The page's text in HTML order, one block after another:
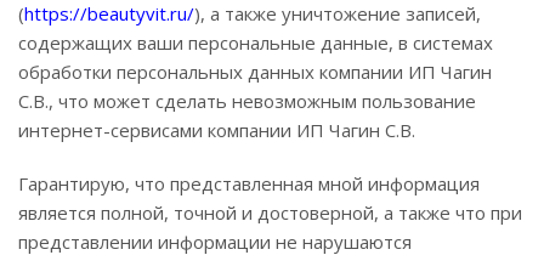
(https://beautyvit.ru/), а также уничтожение записей,
содержащих ваши персональные данные, в системах
обработки персональных данных компании ИП Чагин
С.В., что может сделать невозможным пользование
интернет-сервисами компании ИП Чагин С.В.
Гарантирую, что представленная мной информация
является полной, точной и достоверной, а также что при
представлении информации не нарушаются